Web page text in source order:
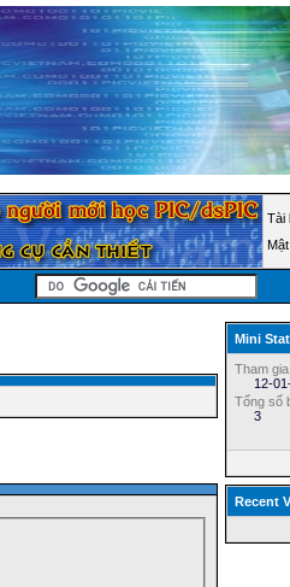
Tài
Mini
Tham
12-
Tổng số
3
Recent